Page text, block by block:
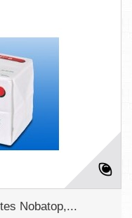
Nobatop,...